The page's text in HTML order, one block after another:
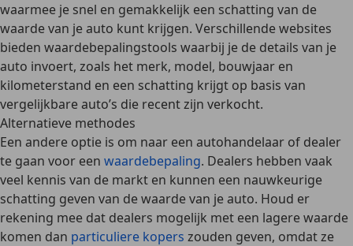
waarmee je snel en gemakkelijk een schatting van de
waarde van je auto kunt krijgen. Verschillende websites
bieden waardebepalingstools waarbij je de details van je
auto invoert, zoals het merk, model, bouwjaar en
kilometerstand en een schatting krijgt op basis van
vergelijkbare auto’s die recent zijn verkocht.
Alternatieve methodes
Een andere optie is om naar een autohandelaar of dealer
te gaan voor een waardebepaling. Dealers hebben vaak
veel kennis van de markt en kunnen een nauwkeurige
schatting geven van de waarde van je auto. Houd er
rekening mee dat dealers mogelijk met een lagere waarde
komen dan particuliere kopers zouden geven, omdat ze